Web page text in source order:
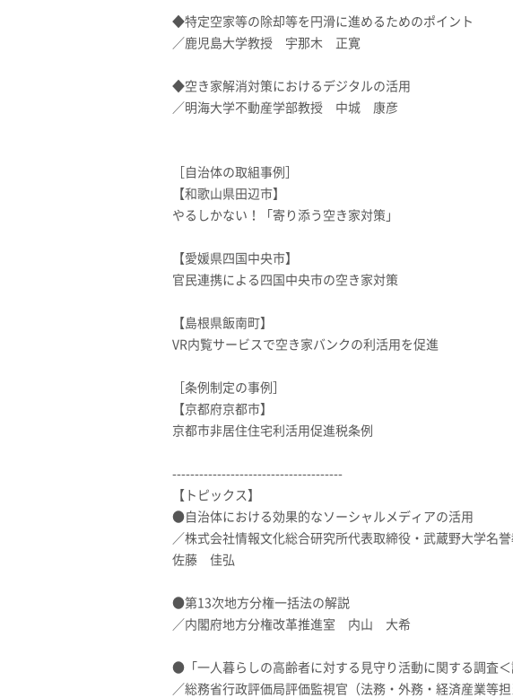
◆特定空家等の除却等を円滑に進めるためのポイント
／鹿児島大学教授 宇那木 正寛
◆空き家解消対策におけるデジタルの活用
／明海大学不動産学部教授 中城 康彦
［自治体の取組事例］
【和歌山県田辺市】
やるしかない！「寄り添う空き家対策」
【愛媛県四国中央市】
官民連携による四国中央市の空き家対策
【島根県飯南町】
VR内覧サービスで空き家バンクの利活用を促進
［条例制定の事例］
【京都府京都市】
京都市非居住住宅利活用促進税条例
--------------------------------------
【トピックス】
●自治体における効果的なソーシャルメディアの活用
／株式会社情報文化総合研究所代表取締役・武蔵野大学名
佐藤 佳弘
●第13次地方分権一括法の解説
／内閣府地方分権改革推進室 内山 大希
●「一人暮らしの高齢者に対する見守り活動に関する調査
／総務省行政評価局評価監視官（法務・外務・経済産業